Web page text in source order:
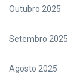
Outubro 2025
Setembro 2025
Agosto 2025